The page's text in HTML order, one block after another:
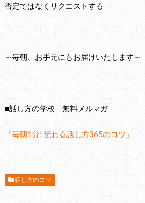
否定ではなくリクエストする
～毎朝、お手元にもお届けいたします～
■話し方の学校 無料メルマガ
『毎朝1分! 伝わる話し方365のコツ』
話し方のコツ